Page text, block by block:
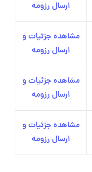
ارسال رزومه
مشاهده جزئیات و
ارسال رزومه
مشاهده جزئیات و
ارسال رزومه
مشاهده جزئیات و
ارسال رزومه